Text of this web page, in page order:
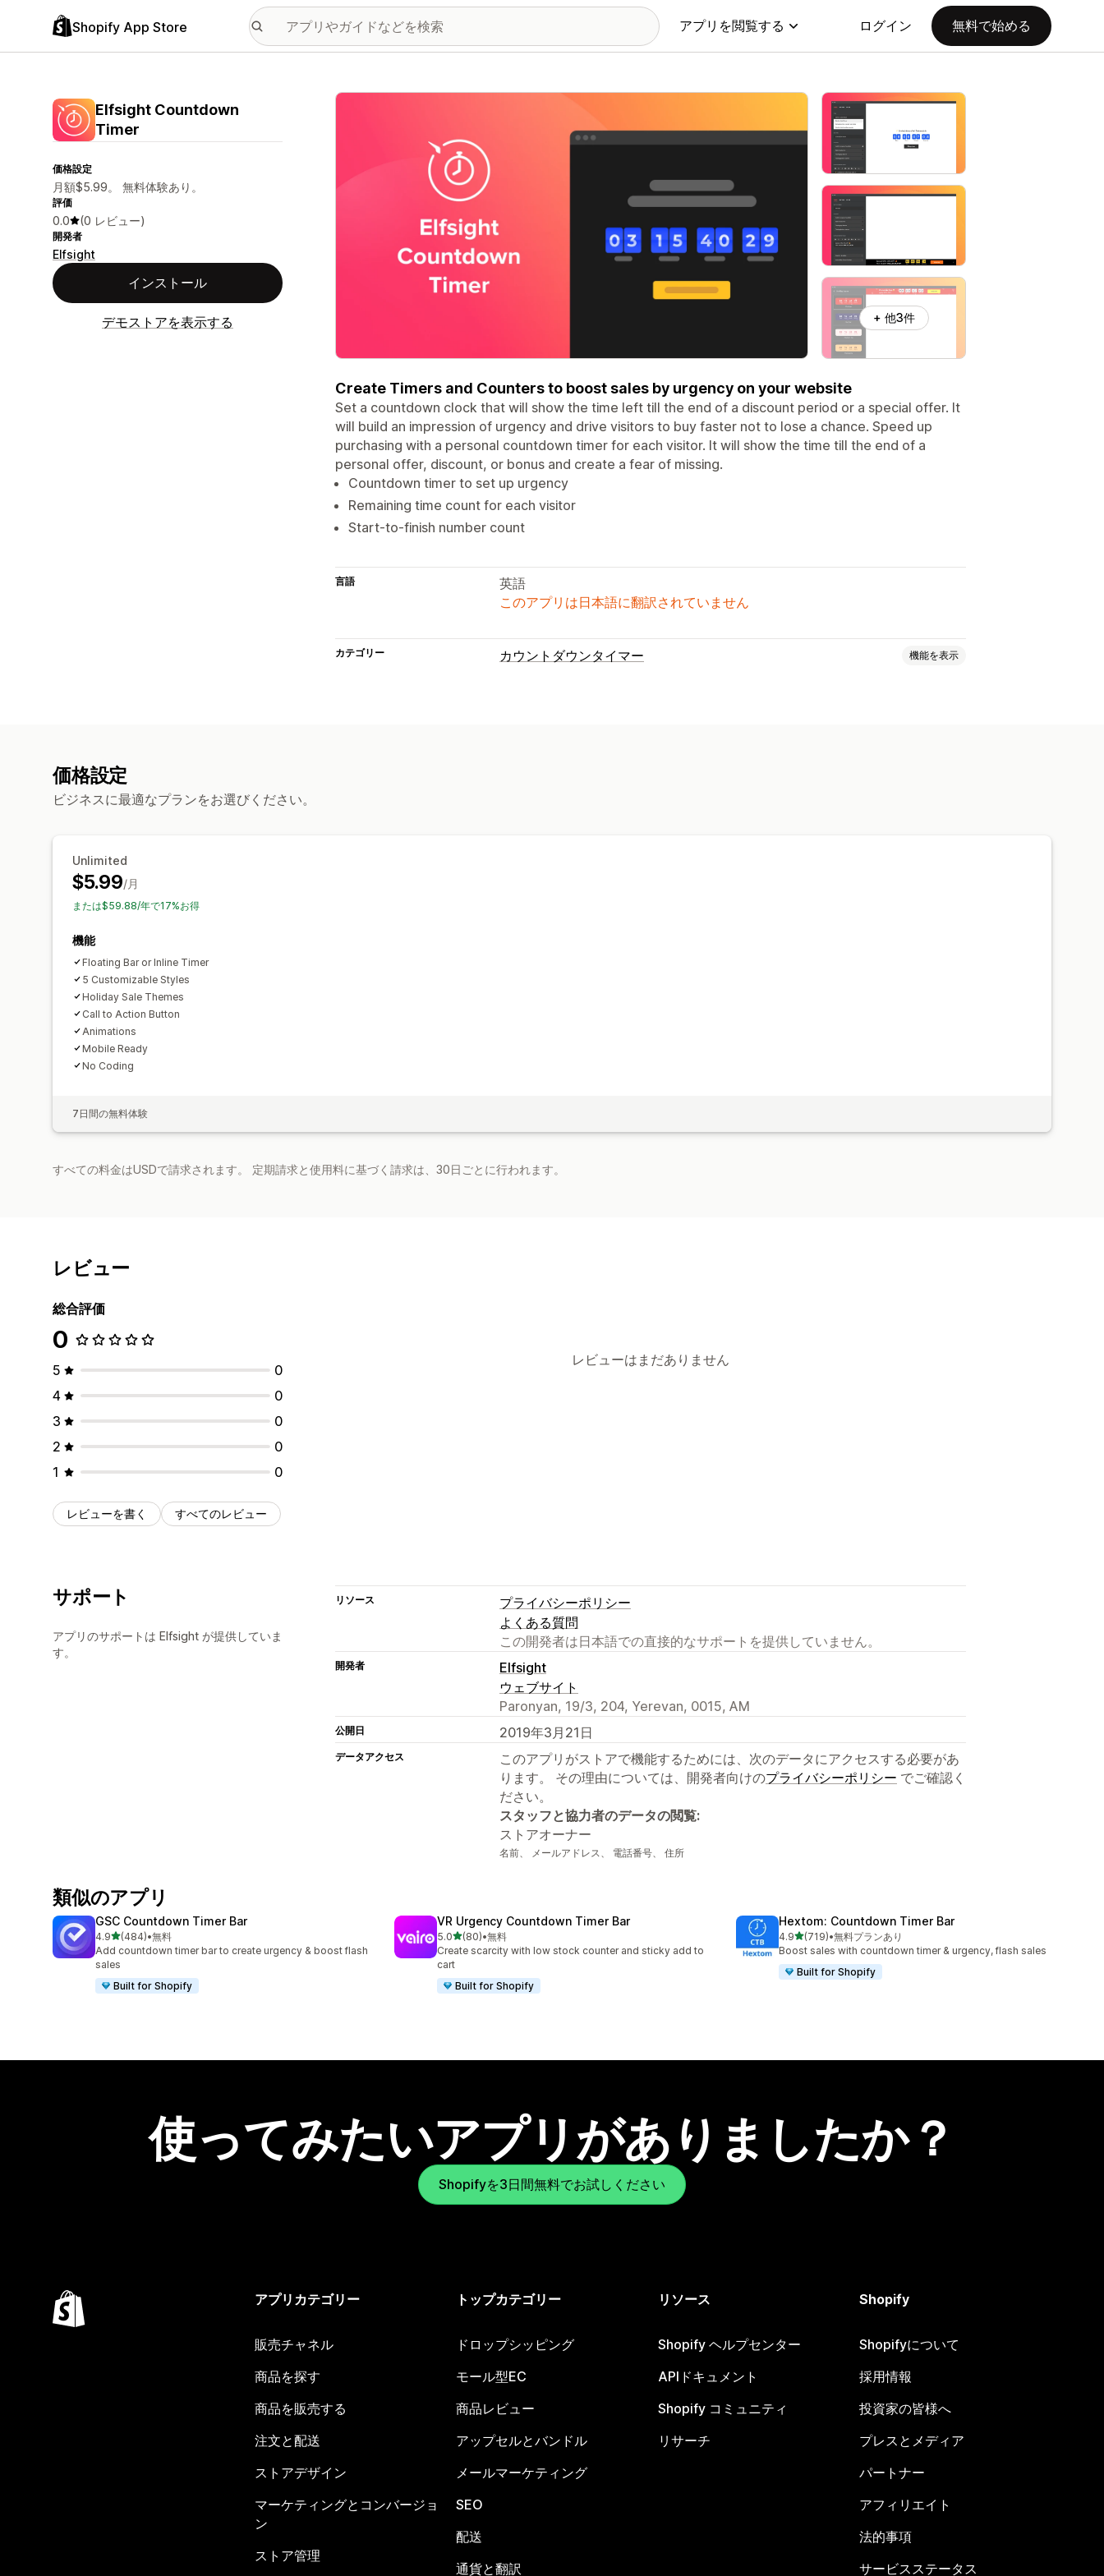
Shopify App Store アプリを閲覧する ログイン 無料で始める
Elfsight Countdown
Timer
価格設定
月額$5.99。 無料体験あり。
評価
0.0 (0 レビュー)
開発者
Elfsight
インストール
デモストアを表示する
特集の画像ギャラリー
+ 他3件
Create Timers and Counters to boost sales by urgency on your website
Set a countdown clock that will show the time left till the end of a discount period or a special offer. It
will build an impression of urgency and drive visitors to buy faster not to lose a chance. Speed up
purchasing with a personal countdown timer for each visitor. It will show the time till the end of a
personal offer, discount, or bonus and create a fear of missing.
Countdown timer to set up urgency
Remaining time count for each visitor
Start-to-finish number count
言語
英語
このアプリは日本語に翻訳されていません
カテゴリー カウントダウンタイマー 機能を表示
価格設定
ビジネスに最適なプランをお選びください。
Unlimited
$5.99/月
または$59.88/年で17%お得
機能
Floating Bar or Inline Timer
5 Customizable Styles
Holiday Sale Themes
Call to Action Button
Animations
Mobile Ready
No Coding
7日間の無料体験
すべての料金はUSDで請求されます。 定期請求と使用料に基づく請求は、30日ごとに行われます。
レビュー
総合評価
0
5
0
4
0
3
0
2
0
1
0
レビューを書く すべてのレビュー
レビューはまだありません
サポート
アプリのサポートは Elfsight が提供していま
す。
リソース
プライバシーポリシー
よくある質問
この開発者は日本語での直接的なサポートを提供していません。
開発者
Elfsight
ウェブサイト
Paronyan, 19/3, 204, Yerevan, 0015, AM
公開日 2019年3月21日
データアクセス
このアプリがストアで機能するためには、次のデータにアクセスする必要があ
ります。 その理由については、開発者向けのプライバシーポリシー でご確認く
ださい。
スタッフと協力者のデータの閲覧:
ストアオーナー
名前、 メールアドレス、 電話番号、 住所
類似のアプリ
GSC Countdown Timer Bar
4.95つ星中
(484)
合計レビュー数：484件
•無料
Add countdown timer bar to create urgency & boost flash
sales
Built for Shopify
VR Urgency Countdown Timer Bar
5.05つ星中
(80)
合計レビュー数：80件
•無料
Create scarcity with low stock counter and sticky add to
cart
Built for Shopify
Hextom: Countdown Timer Bar
4.95つ星中
(719)
合計レビュー数：719件
•無料プランあり
Boost sales with countdown timer & urgency, flash sales
Built for Shopify
使ってみたいアプリがありましたか？
Shopifyを3日間無料でお試しください
アプリカテゴリー
販売チャネル
商品を探す
商品を販売する
注文と配送
ストアデザイン
マーケティングとコンバージョ
ン
ストア管理
トップカテゴリー
ドロップシッピング
モール型EC
商品レビュー
アップセルとバンドル
メールマーケティング
SEO
配送
通貨と翻訳
リソース
Shopify ヘルプセンター
APIドキュメント
Shopify コミュニティ
リサーチ
Shopify
Shopifyについて
採用情報
投資家の皆様へ
プレスとメディア
パートナー
アフィリエイト
法的事項
サービスステータス